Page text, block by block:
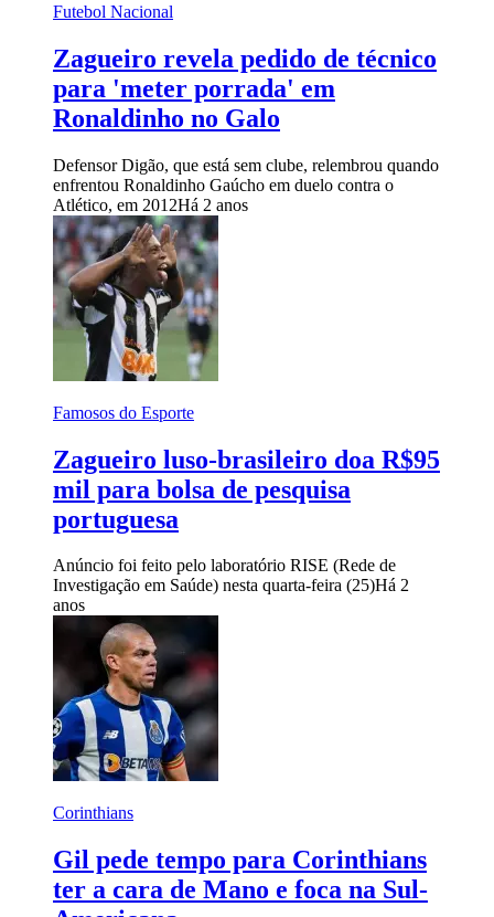
Futebol Nacional
Zagueiro revela pedido de técnico
para 'meter porrada' em
Ronaldinho no Galo
Defensor Digão, que está sem clube, relembrou quando
enfrentou Ronaldinho Gaúcho em duelo contra o
Atlético, em 2012Há 2 anos
Famosos do Esporte
Zagueiro luso-brasileiro doa R$95
mil para bolsa de pesquisa
portuguesa
Anúncio foi feito pelo laboratório RISE (Rede de
Investigação em Saúde) nesta quarta-feira (25)Há 2
anos
Corinthians
Gil pede tempo para Corinthians
ter a cara de Mano e foca na Sul-